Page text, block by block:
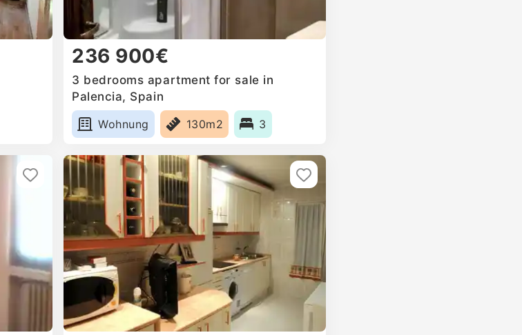
236 900€
3 bedrooms apartment for sale in
Palencia, Spain
Wohnung
130m2 3